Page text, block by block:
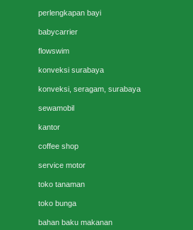
perlengkapan bayi
babycarrier
flowswim
konveksi surabaya
konveksi, seragam, surabaya
sewamobil
kantor
coffee shop
service motor
toko tanaman
toko bunga
bahan baku makanan